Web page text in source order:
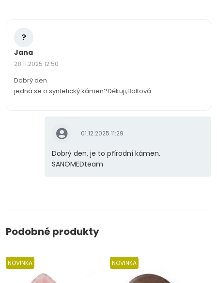
?
Jana
28.11.2025 12:50
Dobrý den
jedná se o syntetický kámen?Děkuji,Bolfová
01.12.2025 11:29
Dobrý den, je to přírodní kámen.
SANOMEDteam
Podobné produkty
NOVINKA NOVINKA